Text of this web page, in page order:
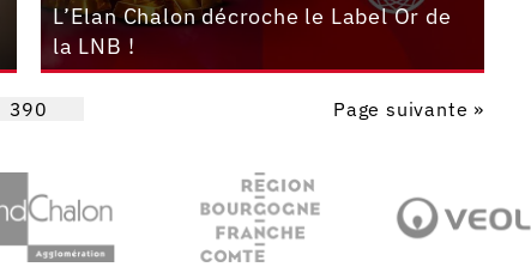
L’Elan Chalon décroche le Label Or de
la LNB !
390 Page suivante »